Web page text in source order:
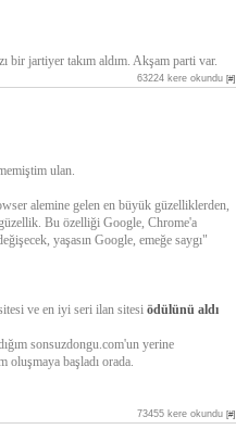
bir jartiyer takım aldım. Akşam parti var.
63224 kere okundu [#]
ulan.
alemine gelen en büyük güzelliklerden,
Bu özelliği Google, Chrome'a
yaşasın Google, emeğe saygı"
ve en iyi seri ilan sitesi ödülünü aldı
sonsuzdongu.com'un yerine
oluşmaya başladı orada.
73455 kere okundu [#]